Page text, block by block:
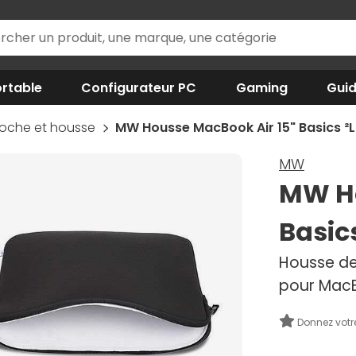
Configurateur PC Gaming
et housse MW Housse MacBook Air 15" Basics
MW
MW
Housse
pour
Donnez